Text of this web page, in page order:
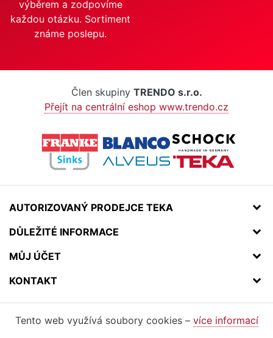
výběrem a zodpovíme
každou otázku. Sortiment
známe poslepu.
Člen skupiny TRENDO s.r.o.
Přejít na centrální eshop www.trendo.cz
AUTORIZOVANÝ PRODEJCE TEKA
DŮLEŽITÉ INFORMACE
MŮJ ÚČET
KONTAKT
Tento web využívá soubory cookies – více informací